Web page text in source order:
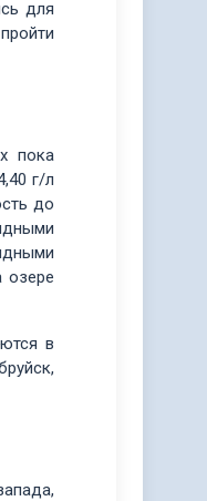
для
пока
г/л
до
озере
в